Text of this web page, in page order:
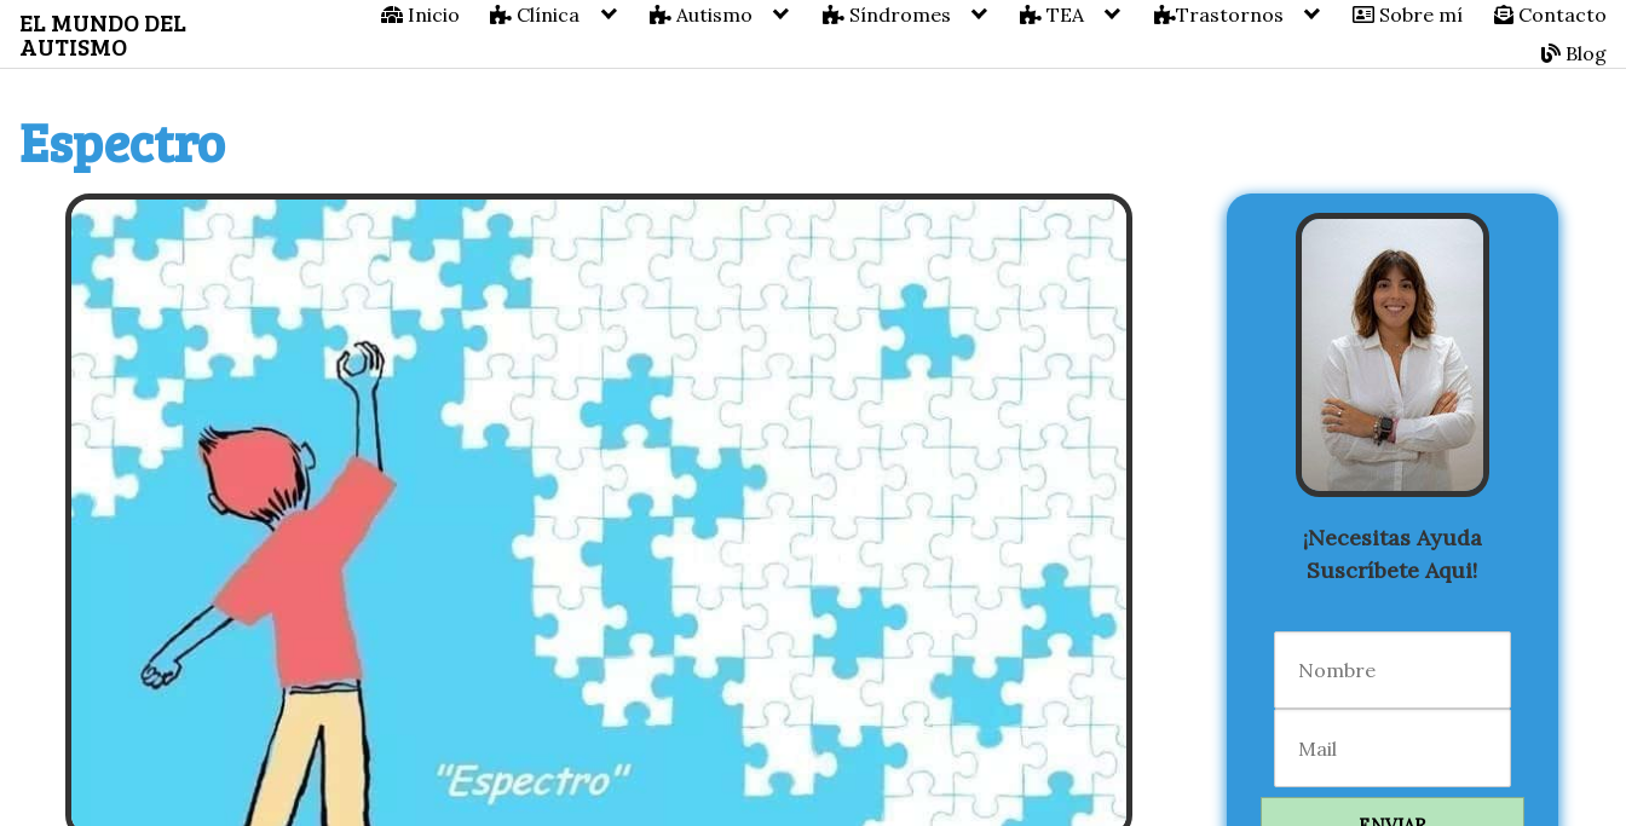
Saltar
contenido
EL MUNDO DEL
AUTISMO
Inicio Clínica Autismo Síndromes TEA Trastornos Sobre mí
Contacto
Blog
Espectro
¡Necesitas Ayuda
Suscríbete Aqui!